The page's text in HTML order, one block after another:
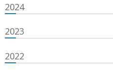
2024
2023
2022